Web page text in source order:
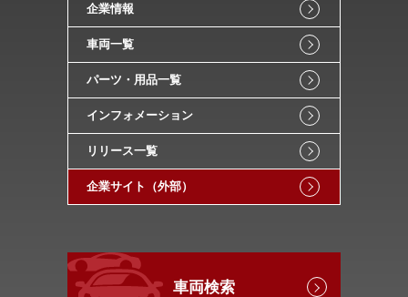
企業情報
車両一覧
パーツ・用品一覧
インフォメーション
リリース一覧
企業サイト（外部）
車両検索